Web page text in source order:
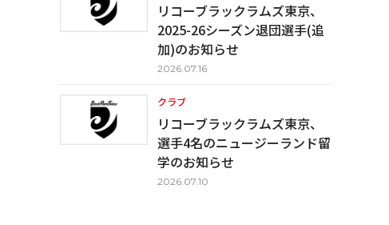
リコーブラックラムズ東京、
2025-26シーズン退団選手(追
加)のお知らせ
2026.07.16
クラブ
リコーブラックラムズ東京、
選手4名のニュージーランド留
学のお知らせ
2026.07.10